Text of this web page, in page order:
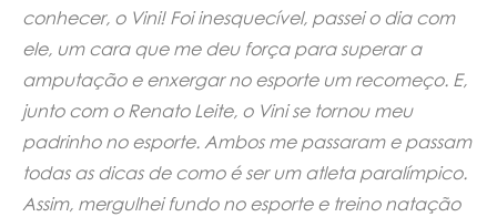
conhecer, o Vini! Foi inesquecível, passei o dia com
ele, um cara que me deu força para superar a
amputação e enxergar no esporte um recomeço. E,
junto com o Renato Leite, o Vini se tornou meu
padrinho no esporte. Ambos me passaram e passam
todas as dicas de como é ser um atleta paralímpico.
Assim, mergulhei fundo no esporte e treino natação